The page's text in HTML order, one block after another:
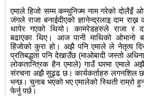
एमाले हिजो सम्म कम्युनिज्म नाम गरेको
जंगले राजा बनाईदीएको ज्ञानेन्द्रलाइ दाम
थापेर गएको थियो। कामरेडहरुले राजा र
बढाएका थिए। आज पानी माथिको ओभानो
हिंजोको कुरा हो। अझै पनि एमाले ले नेतृत्व
प्रतिबद्धता पनि देखाउँछ (माओबादी जस्तो
लोकतान्त्रिक हैन एमाले) गाउँ घरमा एमाले
संरचना अझै सुढृढ छ। कार्यकर्ताहरु लगनशिल
भन्छ। चुनाब भएको भए एमालेको स्थिती राम्रो
फेर्नु पर्छ।